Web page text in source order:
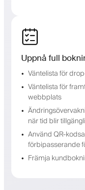
Uppnå full
Väntelista för
Väntelista för
webbplats
när tid blir
Använd QR-
förbipasserande
Främja